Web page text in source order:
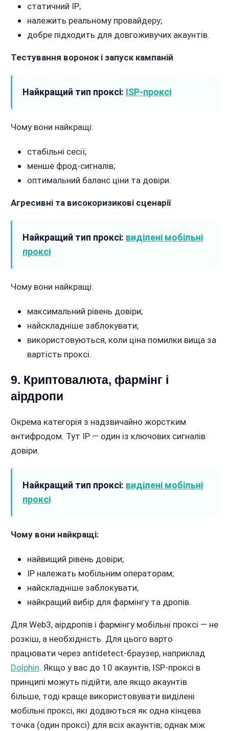
статичний IP;
належить реальному провайдеру;
добре підходить для довгоживучих акаунтів.
Тестування воронок і запуск кампаній
Найкращий тип проксі: ISP-проксі
Чому вони найкращі:
стабільні сесії;
менше фрод-сигналів;
оптимальний баланс ціни та довіри.
Агресивні та високоризикові сценарії
Найкращий тип проксі: виділені мобільні
проксі
Чому вони найкращі:
максимальний рівень довіри;
найскладніше заблокувати;
використовуються, коли ціна помилки вища за
вартість проксі.
9. Криптовалюта, фармінг і
аірдропи
Окрема категорія з надзвичайно жорстким
антифродом. Тут IP — один із ключових сигналів
довіри.
Найкращий тип проксі: виділені мобільні
проксі
Чому вони найкращі:
найвищий рівень довіри;
IP належать мобільним операторам;
найскладніше заблокувати;
найкращий вибір для фармінгу та дропів.
Для Web3, аірдропів і фармінгу мобільні проксі — не
розкіш, а необхідність. Для цього варто
працювати через antidetect-браузер, наприклад
Dolphin. Якщо у вас до 10 акаунтів, ISP-проксі в
принципі можуть підійти, але якщо акаунтів
більше, тоді краще використовувати виділені
мобільні проксі, які додаються як одна кінцева
точка (один проксі) для всіх акаунтів; однак між